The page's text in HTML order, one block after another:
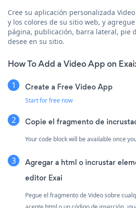
Cree su aplicación personalizada
y los colores de su sitio web, y agregue
página, publicación, barra lateral, pie
desee en su sitio.
How To Add a Video App on Exai:
Create a Free Video App
Start for free now
Copie el fragmento de
Your code block will be available once
Agregar a html o incrustar
editor Exai
Pegue el fragmento de Video sobre